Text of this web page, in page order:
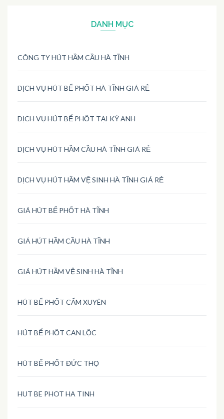
DANH MỤC
CÔNG TY HÚT HẦM CẦU HÀ TĨNH
DỊCH VỤ HÚT BỂ PHỐT HÀ TĨNH GIÁ RẺ
DỊCH VỤ HÚT BỂ PHỐT TẠI KỲ ANH
DỊCH VỤ HÚT HẦM CẦU HÀ TĨNH GIÁ RẺ
DỊCH VỤ HÚT HẦM VỆ SINH HÀ TĨNH GIÁ RẺ
GIÁ HÚT BỂ PHỐT HÀ TĨNH
GIÁ HÚT HẦM CẦU HÀ TĨNH
GIÁ HÚT HẦM VỆ SINH HÀ TĨNH
HÚT BỂ PHỐT CẨM XUYÊN
HÚT BỂ PHỐT CAN LỘC
HÚT BỂ PHỐT ĐỨC THỌ
HUT BE PHOT HA TINH